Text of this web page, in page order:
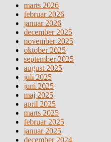
marts 2026
februar 2026
januar 2026
december 2025
november 2025
oktober 2025
september 2025
august 2025
juli 2025
juni 2025
maj 2025
april 2025
marts 2025
februar 2025
januar 2025
december 2024